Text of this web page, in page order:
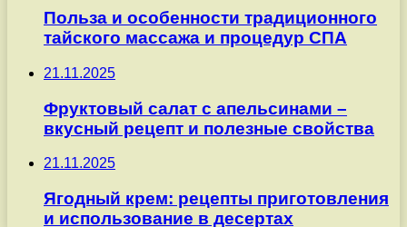
Польза и особенности традиционного
тайского массажа и процедур СПА
21.11.2025
Фруктовый салат с апельсинами –
вкусный рецепт и полезные свойства
21.11.2025
Ягодный крем: рецепты приготовления
и использование в десертах